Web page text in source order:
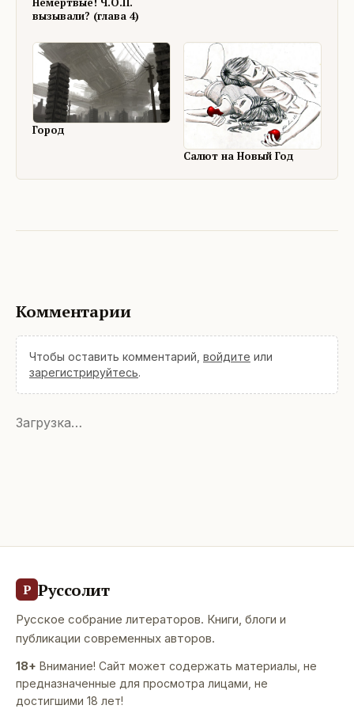
вызывали? (глава 4)
Город
Салют на Новый Год
Комментарии
Чтобы оставить комментарий, войдите или
зарегистрируйтесь.
Загрузка…
Р Руссолит
Русское собрание литераторов. Книги, блоги и
публикации современных авторов.
18+ Внимание! Сайт может содержать материалы, не
предназначенные для просмотра лицами, не
достигшими 18 лет!